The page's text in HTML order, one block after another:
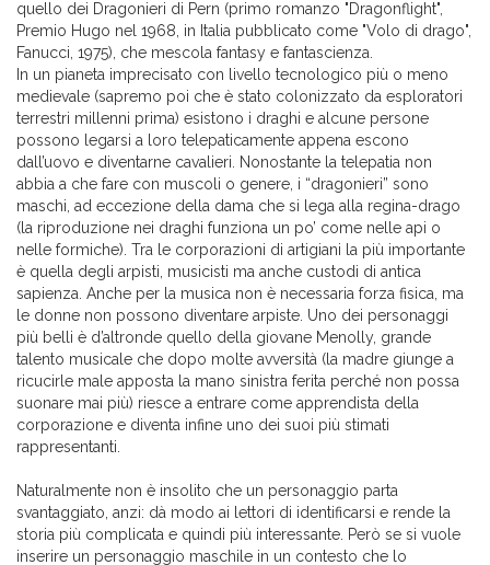
quello dei Dragonieri di Pern (primo romanzo "Dragonflight",
Premio Hugo nel 1968, in Italia pubblicato come "Volo di drago",
Fanucci, 1975), che mescola fantasy e fantascienza.
In un pianeta imprecisato con livello tecnologico più o meno
medievale (sapremo poi che è stato colonizzato da esploratori
terrestri millenni prima) esistono i draghi e alcune persone
possono legarsi a loro telepaticamente appena escono
dall’uovo e diventarne cavalieri. Nonostante la telepatia non
abbia a che fare con muscoli o genere, i “dragonieri” sono
maschi, ad eccezione della dama che si lega alla regina-drago
(la riproduzione nei draghi funziona un po’ come nelle api o
nelle formiche). Tra le corporazioni di artigiani la più importante
è quella degli arpisti, musicisti ma anche custodi di antica
sapienza. Anche per la musica non è necessaria forza fisica, ma
le donne non possono diventare arpiste. Uno dei personaggi
più belli è d’altronde quello della giovane Menolly, grande
talento musicale che dopo molte avversità (la madre giunge a
ricucirle male apposta la mano sinistra ferita perché non possa
suonare mai più) riesce a entrare come apprendista della
corporazione e diventa infine uno dei suoi più stimati
rappresentanti.
Naturalmente non è insolito che un personaggio parta
svantaggiato, anzi: dà modo ai lettori di identificarsi e rende la
storia più complicata e quindi più interessante. Però se si vuole
inserire un personaggio maschile in un contesto che lo